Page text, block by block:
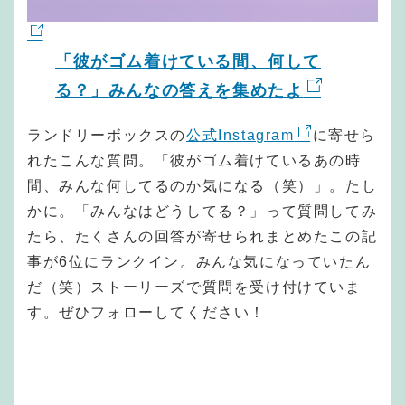
「彼がゴム着けている間、何して
る？」みんなの答えを集めたよ
ランドリーボックスの公式Instagram
に寄せら
れたこんな質問。「彼がゴム着けているあの時
間、みんな何してるのか気になる（笑）」。たし
かに。「みんなはどうしてる？」って質問してみ
たら、たくさんの回答が寄せられまとめたこの記
事が6位にランクイン。みんな気になっていたん
だ（笑）ストーリーズで質問を受け付けていま
す。ぜひフォローしてください！